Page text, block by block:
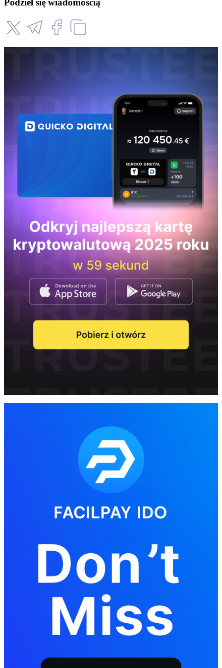
Podziel się wiadomością